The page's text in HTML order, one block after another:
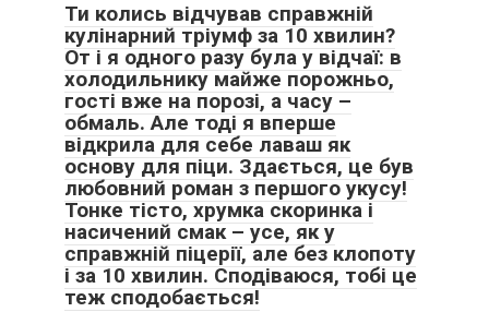
Ти колись відчував справжній
кулінарний тріумф за 10 хвилин?
От і я одного разу була у відчаї: в
холодильнику майже порожньо,
гості вже на порозі, а часу –
обмаль. Але тоді я вперше
відкрила для себе лаваш як
основу для піци. Здається, це був
любовний роман з першого укусу!
Тонке тісто, хрумка скоринка і
насичений смак – усе, як у
справжній піцерії, але без клопоту
і за 10 хвилин. Сподіваюся, тобі це
теж сподобається!